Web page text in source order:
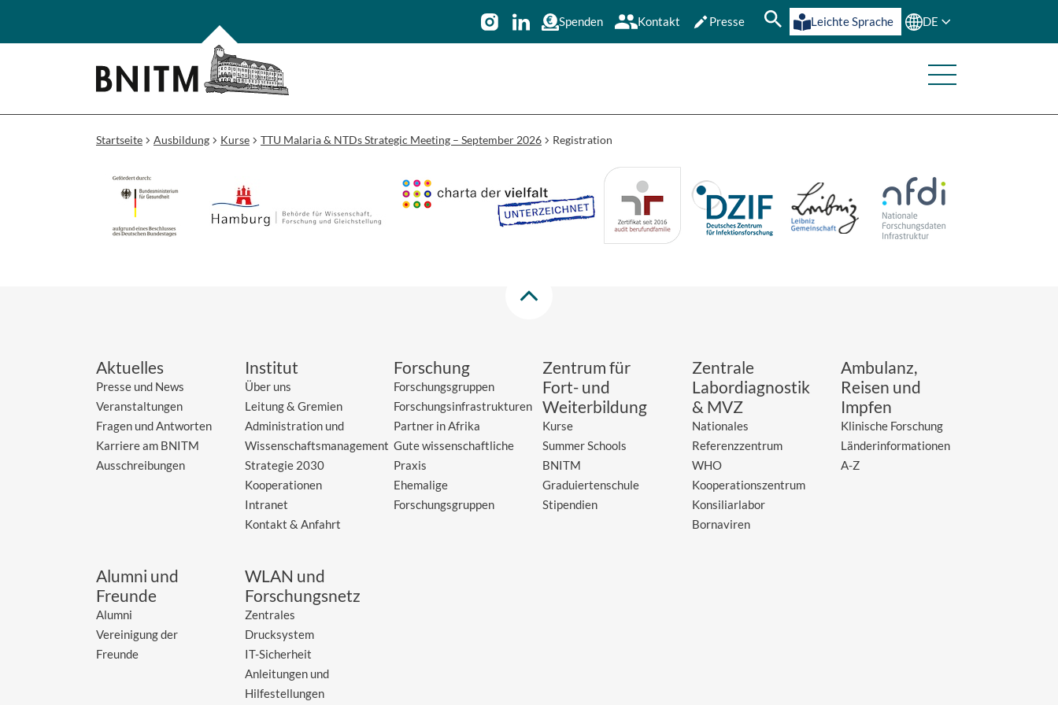
Spenden Kontakt Presse Leichte Sprache DE
Startseite Ausbildung Kurse TTU Malaria & NTDs Strategic Meeting – September 2026 Registration
Aktuelles
Presse und News
Veranstaltungen
Fragen und Antworten
Karriere am BNITM
Ausschreibungen
Institut
Über uns
Leitung & Gremien
Administration und
Wissenschaftsmanagement
Strategie 2030
Kooperationen
Intranet
Kontakt & Anfahrt
Forschung
Forschungsgruppen
Forschungsinfrastrukturen
Partner in Afrika
Gute wissenschaftliche
Praxis
Ehemalige
Forschungsgruppen
Zentrum für
Fort- und
Weiterbildung
Kurse
Summer Schools
BNITM
Graduiertenschule
Stipendien
Zentrale
Labordiagnostik
& MVZ
Nationales
Referenzzentrum
WHO
Kooperationszentrum
Konsiliarlabor
Bornaviren
Ambulanz,
Reisen und
Impfen
Klinische Forschung
Länderinformationen
A-Z
Alumni und
Freunde
Alumni
Vereinigung der
Freunde
WLAN und
Forschungsnetz
Zentrales
Drucksystem
IT-Sicherheit
Anleitungen und
Hilfestellungen